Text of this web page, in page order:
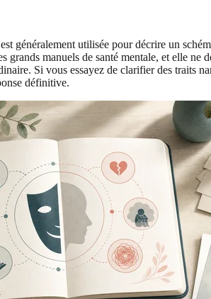
généralement utilisée pour décrire un
grands manuels de santé mentale, et elle
Si vous essayez de clarifier des traits
définitive.